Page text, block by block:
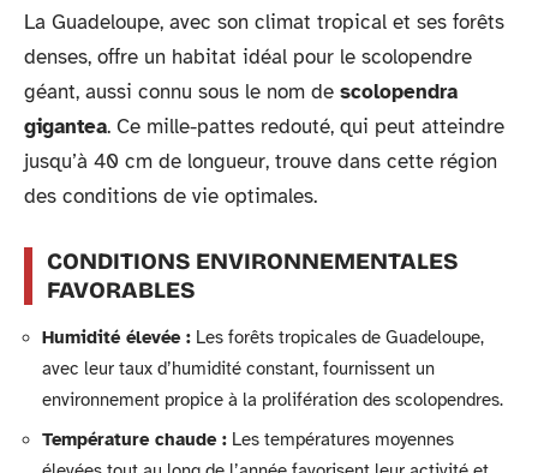
La Guadeloupe, avec son climat tropical et ses forêts
denses, offre un habitat idéal pour le scolopendre
géant, aussi connu sous le nom de scolopendra
gigantea. Ce mille-pattes redouté, qui peut atteindre
jusqu’à 40 cm de longueur, trouve dans cette région
des conditions de vie optimales.
CONDITIONS ENVIRONNEMENTALES
FAVORABLES
Humidité élevée : Les forêts tropicales de Guadeloupe,
avec leur taux d’humidité constant, fournissent un
environnement propice à la prolifération des scolopendres.
Température chaude : Les températures moyennes